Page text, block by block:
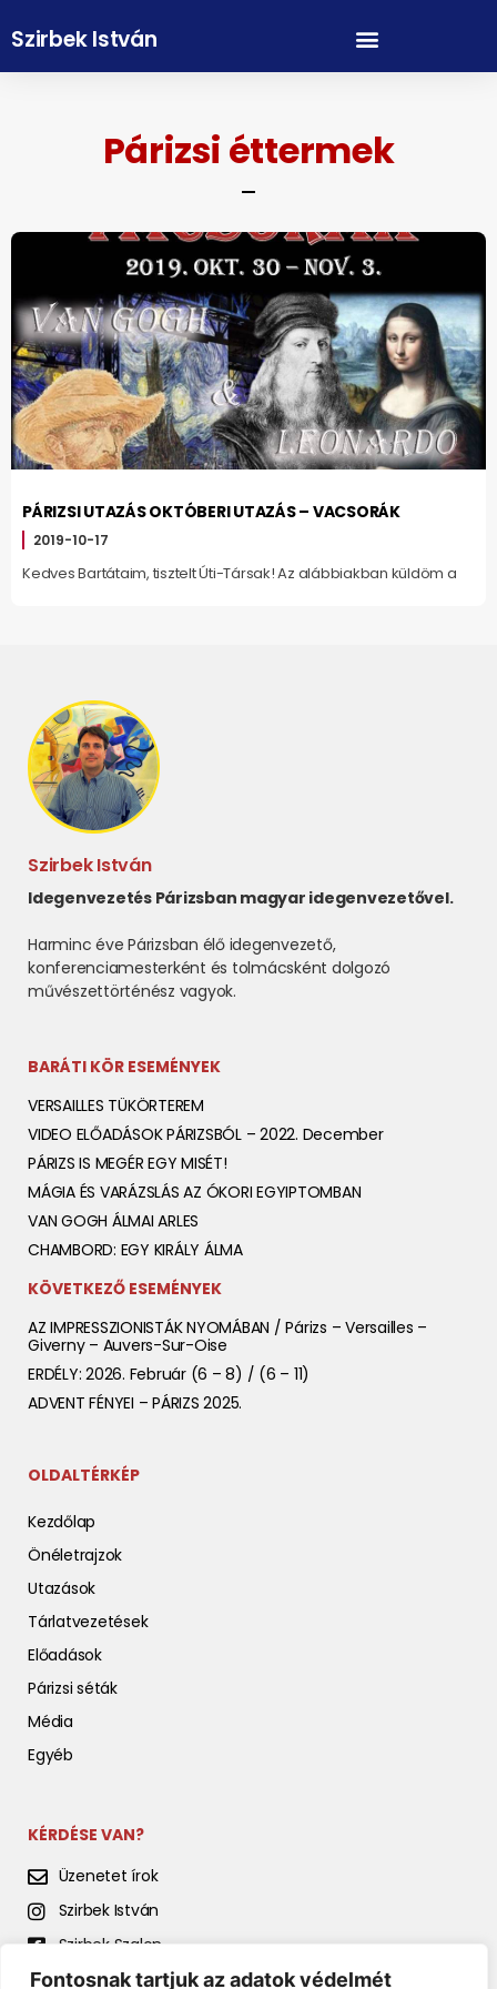
Fontosnak tartjuk az adatok védelmét
Szirbek István
Párizsi éttermek
PÁRIZSI UTAZÁS OKTÓBERI UTAZÁS – VACSORÁK
2019-10-17
Kedves Bartátaim, tisztelt Úti-Társak! Az alábbiakban küldöm a
Szirbek István
Idegenvezetés Párizsban magyar idegenvezetővel.
Harminc éve Párizsban élő idegenvezető,
konferenciamesterként és tolmácsként dolgozó
művészettörténész vagyok.
BARÁTI KÖR ESEMÉNYEK
VERSAILLES TÜKÖRTEREM
VIDEO ELŐADÁSOK PÁRIZSBÓL – 2022. December
PÁRIZS IS MEGÉR EGY MISÉT!
MÁGIA ÉS VARÁZSLÁS AZ ÓKORI EGYIPTOMBAN
VAN GOGH ÁLMAI ARLES
CHAMBORD: EGY KIRÁLY ÁLMA
KÖVETKEZŐ ESEMÉNYEK
AZ IMPRESSZIONISTÁK NYOMÁBAN / Párizs – Versailles –
Giverny – Auvers-Sur-Oise
ERDÉLY: 2026. Február (6 – 8) / (6 – 11)
ADVENT FÉNYEI – PÁRIZS 2025.
OLDALTÉRKÉP
Kezdőlap
Önéletrajzok
Utazások
Tárlatvezetések
Előadások
Párizsi séták
Média
Egyéb
KÉRDÉSE VAN?
Üzenetet írok
Szirbek István
Szirbek Szalon
Szirbek István előadásai